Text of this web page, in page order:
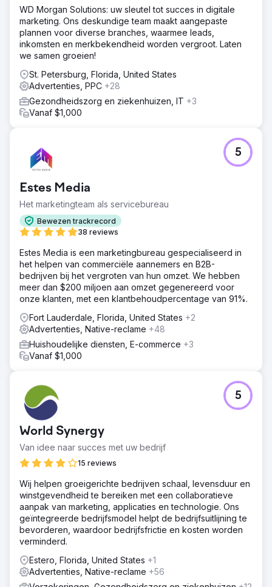
WD Morgan Solutions: uw sleutel tot succes in digitale
marketing. Ons deskundige team maakt aangepaste
plannen voor diverse branches, waarmee leads,
inkomsten en merkbekendheid worden vergroot. Laten
we samen groeien!
St. Petersburg, Florida, United States
Advertenties, PPC +28
Gezondheidszorg en ziekenhuizen, IT +3
Vanaf $1,000
Estes Media
Het marketingteam als servicebureau
Bewezen trackrecord
38 reviews
5
Estes Media is een marketingbureau gespecialiseerd in
het helpen van commerciële aannemers en B2B-
bedrijven bij het vergroten van hun omzet. We hebben
meer dan $200 miljoen aan omzet gegenereerd voor
onze klanten, met een klantbehoudpercentage van 91%.
Fort Lauderdale, Florida, United States +2
Advertenties, Native-reclame +48
Huishoudelijke diensten, E-commerce +3
Vanaf $1,000
World Synergy
Van idee naar succes met uw bedrijf
15 reviews
5
Wij helpen groeigerichte bedrijven schaal, levensduur en
winstgevendheid te bereiken met een collaboratieve
aanpak van marketing, applicaties en technologie. Ons
geïntegreerde bedrijfsmodel helpt de bedrijfsuitlijning te
bevorderen, waardoor bedrijfsfrictie en kosten worden
verminderd.
Estero, Florida, United States +1
Advertenties, Native-reclame +56